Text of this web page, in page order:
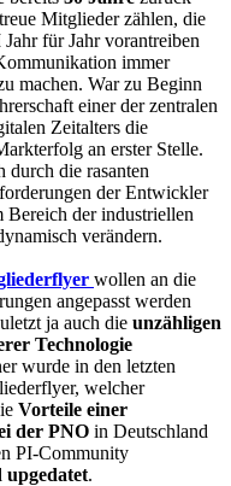
Mitglieder zählen, die
Jahr für Jahr vorantreiben
immer
machen. War zu Beginn
einer der zentralen
Zeitalters die
an erster Stelle.
durch die rasanten
der Entwickler
der industriellen
verändern.
wollen an die
angepasst werden
ja auch die unzähligen
Technologie
wurde in den letzten
welcher
Vorteile einer
der PNO in Deutschland
PI-Community
upgedatet.